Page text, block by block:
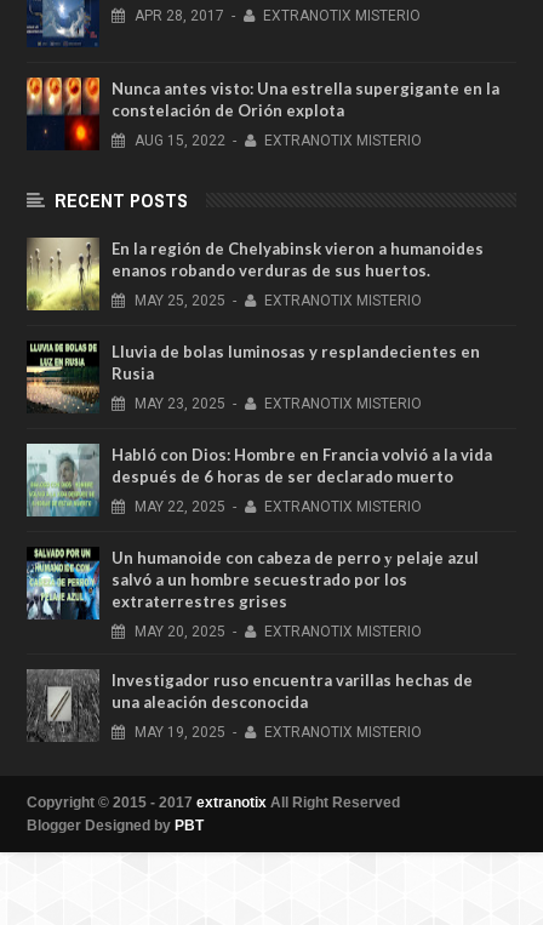
APR 28, 2017 - EXTRANOTIX MISTERIO
Nunca antes visto: Una estrella supergigante en la
constelación de Orión explota
AUG 15, 2022 - EXTRANOTIX MISTERIO
RECENT POSTS
En la región de Chelyabinsk vieron a humanoides
enanos robando verduras de sus huertos.
MAY 25, 2025 - EXTRANOTIX MISTERIO
Lluvia de bolas luminosas y resplandecientes en
Rusia
MAY 23, 2025 - EXTRANOTIX MISTERIO
Habló con Dios: Hombre en Francia volvió a la vida
después de 6 horas de ser declarado muerto
MAY 22, 2025 - EXTRANOTIX MISTERIO
Un humanoide con cabeza de perro у pelaje azul
salvó a un hombre secuestrado por los
extraterrestres grises
MAY 20, 2025 - EXTRANOTIX MISTERIO
Investigador ruso encuentra varillas hechas de
una aleación desconocida
MAY 19, 2025 - EXTRANOTIX MISTERIO
Copyright © 2015 - 2017 extranotix All Right Reserved
Blogger Designed by PBT